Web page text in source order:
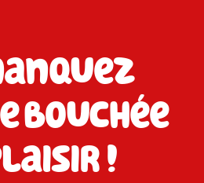
bouchée
!